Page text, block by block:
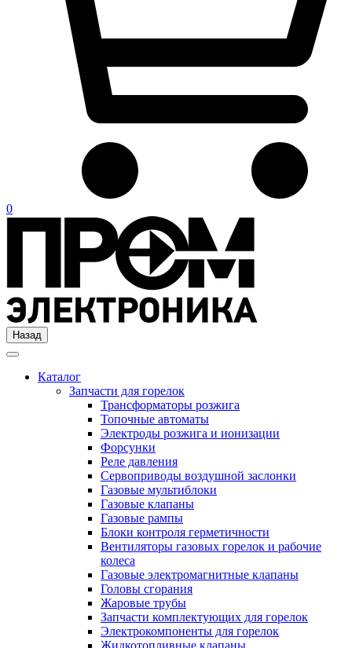
0
Назад
Каталог
Запчасти для горелок
Трансформаторы розжига
Топочные автоматы
Электроды розжига и ионизации
Форсунки
Реле давления
Сервоприводы воздушной заслонки
Газовые мультиблоки
Газовые клапаны
Газовые рампы
Блоки контроля герметичности
Вентиляторы газовых горелок и рабочие
колеса
Газовые электромагнитные клапаны
Головы сгорания
Жаровые трубы
Запчасти комплектующих для горелок
Электрокомпоненты для горелок
Жидкотопливные клапаны